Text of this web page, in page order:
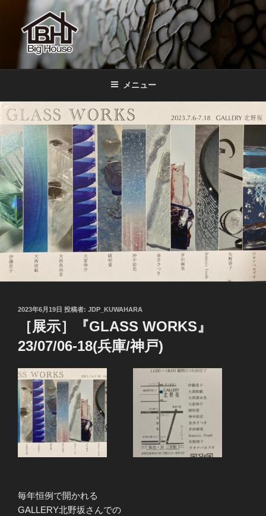
キ
ッ
プ
BIGHOUSE
ステンドグラス工房 大家勝 奈良 生駒 新石切 教室
メニュー
投
2023年6月19日 投稿者: JDP_KUWAHARA
［展示］『GLASS WORKS』
23/07/06-18(兵庫/神戸)
毎年恒例で開かれる
GALLERY北野坂さんでの